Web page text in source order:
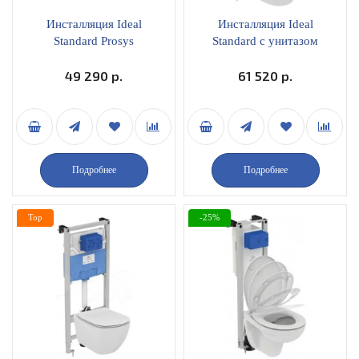
Инсталляция Ideal
Standard Prosys
клавишей, унитаз i.Life B
комплект 3 в 1 IP001401
49 290 р.
Подробнее
Инсталляция Ideal
Standard с унитазом
сиденьем микролифт
61 520 р.
Подробнее
Top -25%